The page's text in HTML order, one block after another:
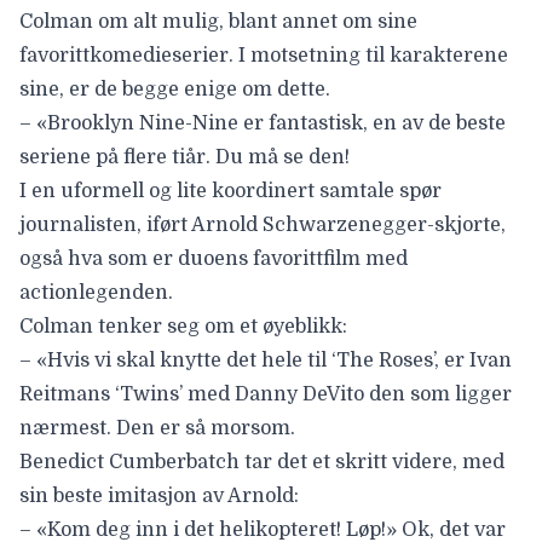
Colman om alt mulig, blant annet om sine
favorittkomedieserier. I motsetning til karakterene
sine, er de begge enige om dette.
– «Brooklyn Nine-Nine er fantastisk, en av de beste
seriene på flere tiår. Du må se den!
I en uformell og lite koordinert samtale spør
journalisten, iført Arnold Schwarzenegger-skjorte,
også hva som er duoens favorittfilm med
actionlegenden.
Colman tenker seg om et øyeblikk:
– «Hvis vi skal knytte det hele til ‘The Roses’, er Ivan
Reitmans ‘Twins’ med Danny DeVito den som ligger
nærmest. Den er så morsom.
Benedict Cumberbatch tar det et skritt videre, med
sin beste imitasjon av Arnold:
– «Kom deg inn i det helikopteret! Løp!» Ok, det var